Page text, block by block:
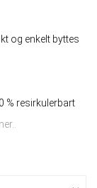
og enkelt byttes
% resirkulerbart